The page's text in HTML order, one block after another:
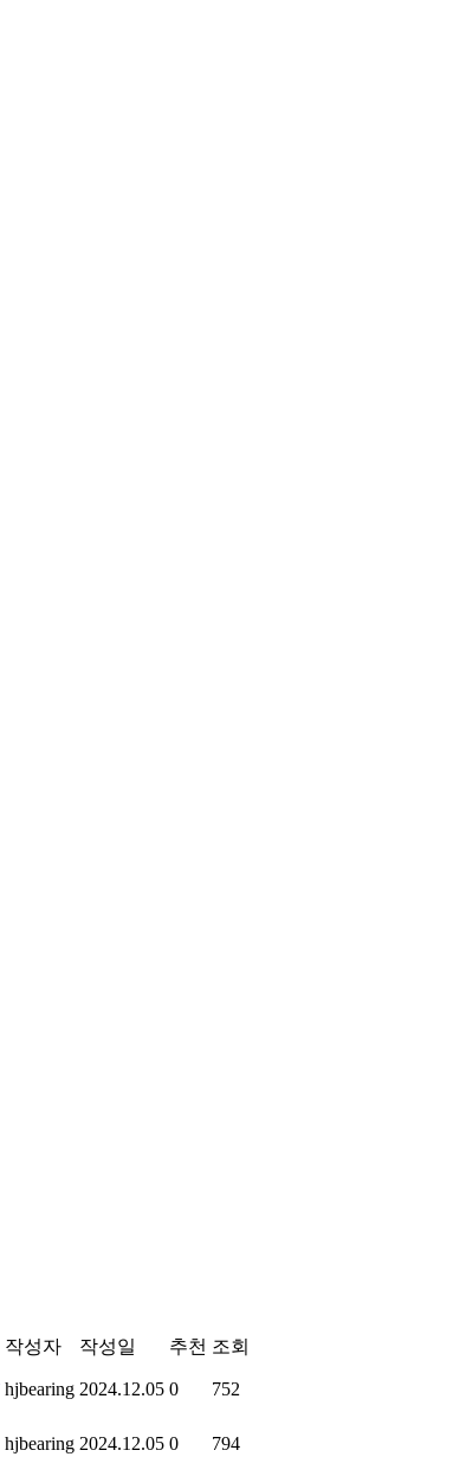
작성자 작성일 추천 조회
hjbearing 2024.12.05 0 752
hjbearing 2024.12.05 0 794